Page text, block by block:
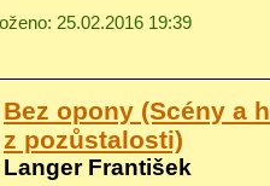
25.02.2016 19:39
Bez opony (Scény a
z pozůstalosti)
Langer František